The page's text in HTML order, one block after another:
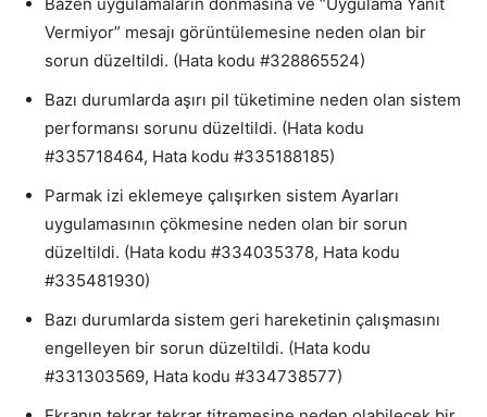
Vermiyor” mesajı görüntülemesine neden olan bir
sorun düzeltildi. (Hata kodu #328865524)
Bazı durumlarda aşırı pil tüketimine neden olan sistem
performansı sorunu düzeltildi. (Hata kodu
#335718464, Hata kodu #335188185)
Parmak izi eklemeye çalışırken sistem Ayarları
uygulamasının çökmesine neden olan bir sorun
düzeltildi. (Hata kodu #334035378, Hata kodu
#335481930)
Bazı durumlarda sistem geri hareketinin çalışmasını
engelleyen bir sorun düzeltildi. (Hata kodu
#331303569, Hata kodu #334738577)